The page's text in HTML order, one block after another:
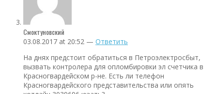
Смоктуновский
03.08.2017 at 20:52 — Ответить
На днях предстоит обратиться в Петроэлектросбыт,
вызвать контролера для опломбировки эл счетчика в
Красногвардейском р-не. Есть ли телефон
Красногвардейского представительства или опять